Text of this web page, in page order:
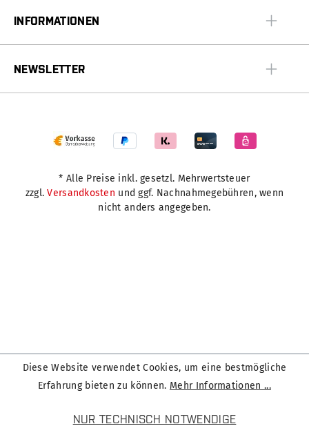
INFORMATIONEN
NEWSLETTER
* Alle Preise inkl. gesetzl. Mehrwertsteuer
zzgl.Versandkosten und ggf. Nachnahmegebühren, wenn
nicht anders angegeben.
Diese Website verwendet Cookies, um eine bestmögliche
Erfahrung bieten zu können. Mehr Informationen ...
NUR TECHNISCH NOTWENDIGE